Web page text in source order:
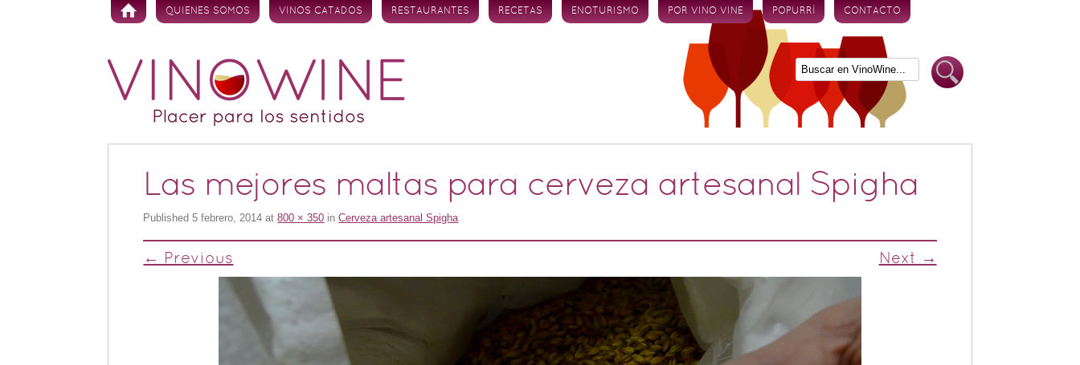
Skip to content
QUIENES SOMOS VINOS CATADOS RESTAURANTES RECETAS ENOTURISMO POR VINO VINE POPURRÍ CONTACTO
Las mejores maltas para cerveza artesanal Spigha
Published5 febrero, 2014 at800 × 350 inCerveza artesanal Spigha
← Previous Next →